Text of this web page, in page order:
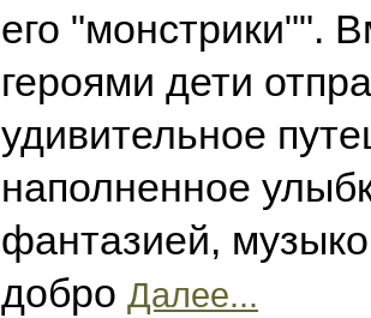
его "монстрики"".
героями дети
удивительное
наполненное
фантазией,
добро Далее...